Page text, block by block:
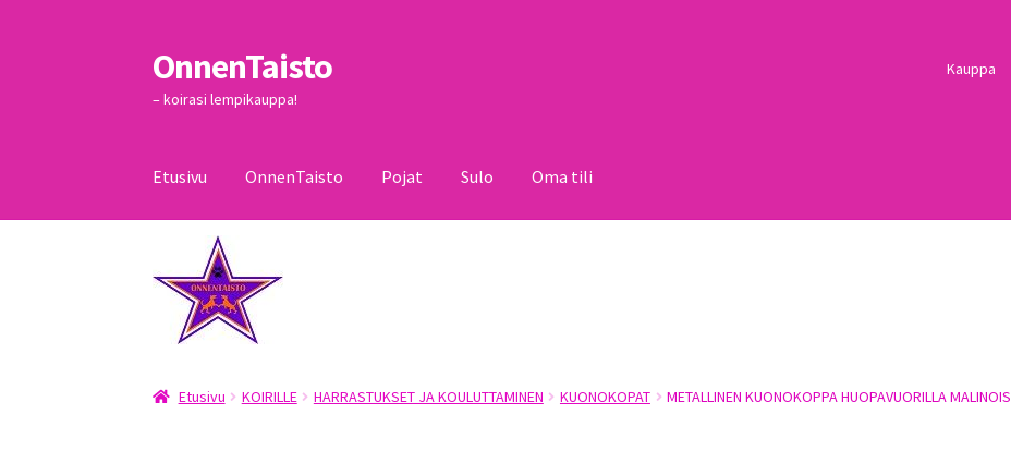
Siirry
navigointiin
Siirry
sisältöön
OnnenTaisto
– koirasi lempikauppa!
Kauppa
Etusivu OnnenTaisto Pojat Sulo Oma tili
Kassa
Etusivu KOIRILLE HARRASTUKSET JA KOULUTTAMINEN KUONOKOPAT METALLINEN KUONOKOPPA HUOPAVUORILLA MALINOIS